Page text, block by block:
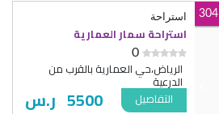
استراحة
استراحة سمار العمارية
0
الرياض،حي العمارية بالقرب من
الدرعية
ر.س 5500 التفاصيل
304